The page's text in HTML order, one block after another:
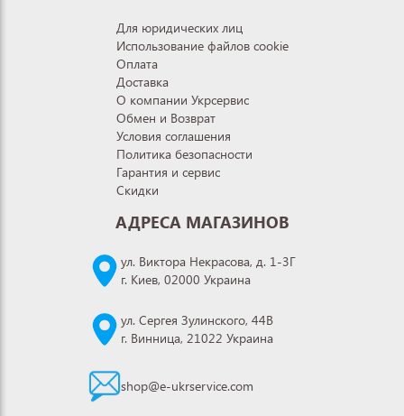
Для юридических лиц
Использование файлов cookie
Оплата
Доставка
О компании Укрсервис
Обмен и Возврат
Условия соглашения
Политика безопасности
Гарантия и сервис
Скидки
АДРЕСА МАГАЗИНОВ
ул. Виктора Некрасова, д. 1-3Г
г. Киев, 02000 Украина
ул. Сергея Зулинского, 44В
г. Винница, 21022 Украина
shop@e-ukrservice.com